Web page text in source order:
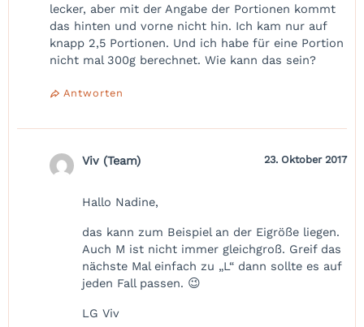
lecker, aber mit der Angabe der Portionen kommt
das hinten und vorne nicht hin. Ich kam nur auf
knapp 2,5 Portionen. Und ich habe für eine Portion
nicht mal 300g berechnet. Wie kann das sein?
Antworten
Viv (Team) 23. Oktober 2017
Hallo Nadine,
das kann zum Beispiel an der Eigröße liegen.
Auch M ist nicht immer gleichgroß. Greif das
nächste Mal einfach zu „L“ dann sollte es auf
jeden Fall passen. 😉
LG Viv